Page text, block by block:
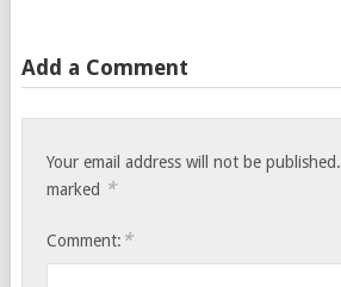
Add a Comment
Your email address will not be published.
marked *
Comment: *